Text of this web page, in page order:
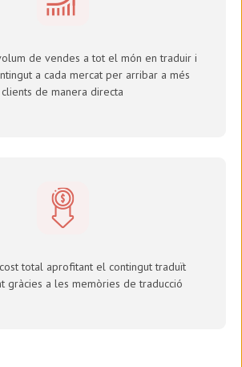
de vendes a tot el món en traduir i
a cada mercat per arribar a més
clients de manera directa
total aprofitant el contingut traduït
gràcies a les memòries de traducció